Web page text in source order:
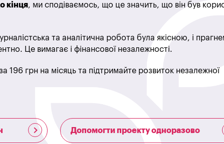
кінця, ми сподіваємось, що це значить, що він був
та аналітична робота була якісною, і
Це вимагає і фінансової незалежності.
196 грн на місяць та підтримайте розвиток незалежної
Допомогти проекту одноразово